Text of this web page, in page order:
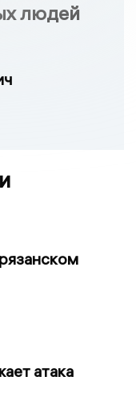
людей
атака